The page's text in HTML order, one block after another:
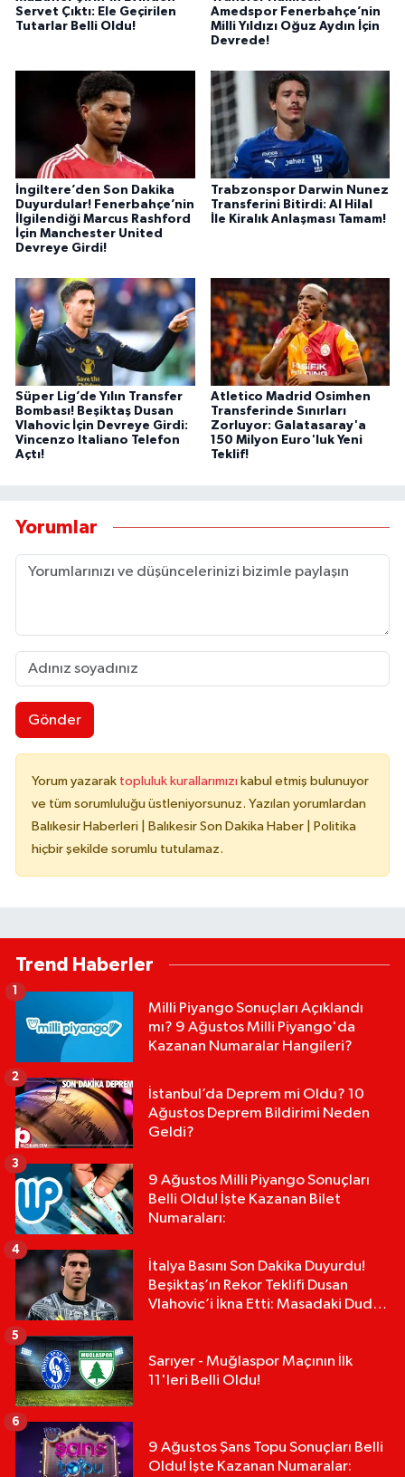
Servet Çıktı: Ele Geçirilen
Tutarlar Belli Oldu!
Amedspor Fenerbahçe’nin
Milli Yıldızı Oğuz Aydın İçin
Devrede!
İngiltere’den Son Dakika
Duyurdular! Fenerbahçe’nin
İlgilendiği Marcus Rashford
İçin Manchester United
Devreye Girdi!
Trabzonspor Darwin Nunez
Transferini Bitirdi: Al Hilal
İle Kiralık Anlaşması Tamam!
Süper Lig’de Yılın Transfer
Bombası! Beşiktaş Dusan
Vlahovic İçin Devreye Girdi:
Vincenzo Italiano Telefon
Açtı!
Atletico Madrid Osimhen
Transferinde Sınırları
Zorluyor: Galatasaray'a
150 Milyon Euro'luk Yeni
Teklif!
Yorumlar
Gönder
Yorum yazarak topluluk kurallarımızı kabul etmiş bulunuyor
ve tüm sorumluluğu üstleniyorsunuz. Yazılan yorumlardan
Balıkesir Haberleri | Balıkesir Son Dakika Haber | Politika
hiçbir şekilde sorumlu tutulamaz.
Trend Haberler
Milli Piyango Sonuçları Açıklandı
mı? 9 Ağustos Milli Piyango'da
Kazanan Numaralar Hangileri?
İstanbul’da Deprem mi Oldu? 10
Ağustos Deprem Bildirimi Neden
Geldi?
2
9 Ağustos Milli Piyango Sonuçları
Belli Oldu! İşte Kazanan Bilet
Numaraları:
3
İtalya Basını Son Dakika Duyurdu!
Beşiktaş’ın Rekor Teklifi Dusan
Vlahovic’i İkna Etti: Masadaki Dudak
4
Sarıyer - Muğlaspor Maçının İlk
11'leri Belli Oldu!
5
9 Ağustos Şans Topu Sonuçları Belli
Oldu! İşte Kazanan Numaralar:
6